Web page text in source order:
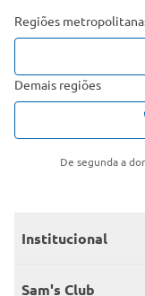
Regiões
Demais regiões
De segunda a
Institucional
Quem somos
Sam's Club